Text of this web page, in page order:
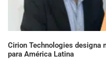
Cirion Technologies designa
para América Latina